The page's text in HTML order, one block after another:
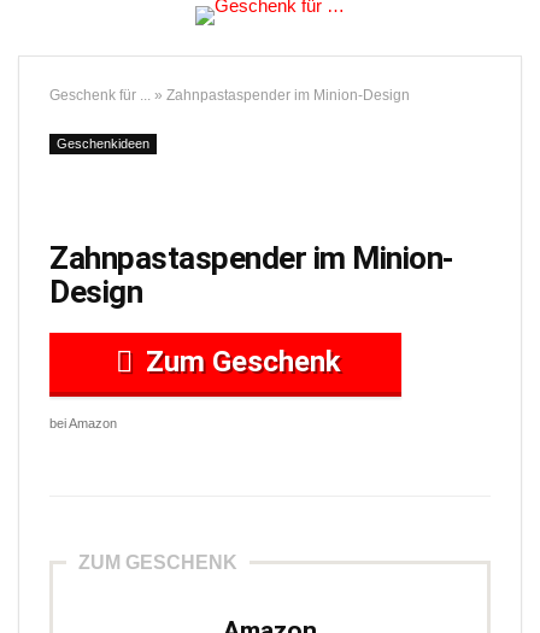
Geschenk für ... » Zahnpastaspender im Minion-Design
Geschenkideen
Zahnpastaspender im Minion-
Design
Zum Geschenk
bei Amazon
ZUM GESCHENK